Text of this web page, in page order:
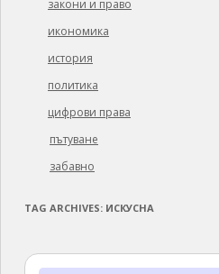
закони и право
икономика
история
политика
цифрови права
пътуване
забавно
TAG ARCHIVES: ИСКУСНА